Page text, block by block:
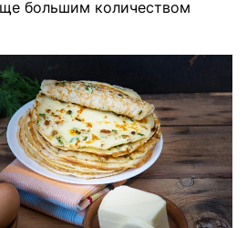
большим количеством